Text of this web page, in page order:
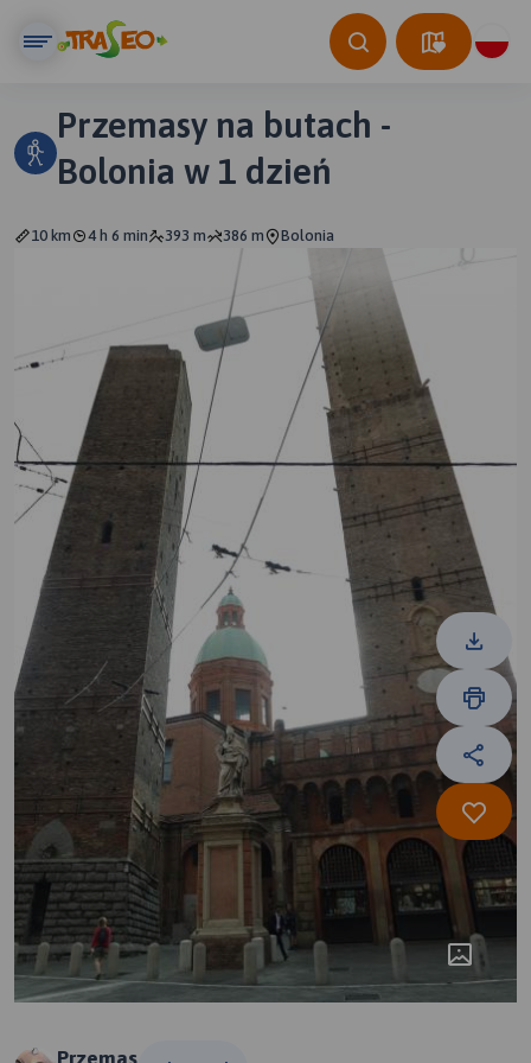
Przemasy na butach -
Bolonia w 1 dzień
10 km 4 h 6 min 393 m 386 m Bolonia
Przemas